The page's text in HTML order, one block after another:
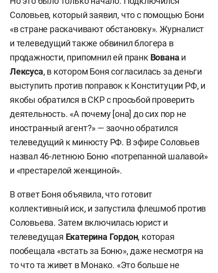
Соловьев, который заявил, что с помощью Бони
«в стране раскачивают обстановку». Журналист
и телеведущий также обвинил блогера в
продажности, припомнил ей пранк Вована и
Лексуса, в котором Боня согласилась за деньги
выступить против поправок к Конституции РФ, и
якобы обратился в СКР с просьбой проверить
деятельность. «А почему [она] до сих пор не
иностранный агент?» — заочно обратился
телеведущий к минюсту РФ. В эфире Соловьев
назвал 46-летнюю Боню «потрепанной шалавой»
и «престарелой женщиной».
В ответ Боня объявила, что готовит
коллективный иск, и запустила флешмоб против
Соловьева. Затем включилась юрист и
телеведущая Екатерина Гордон, которая
пообещала «встать за Боню», даже несмотря на
то что та живет в Монако. «Это больше не